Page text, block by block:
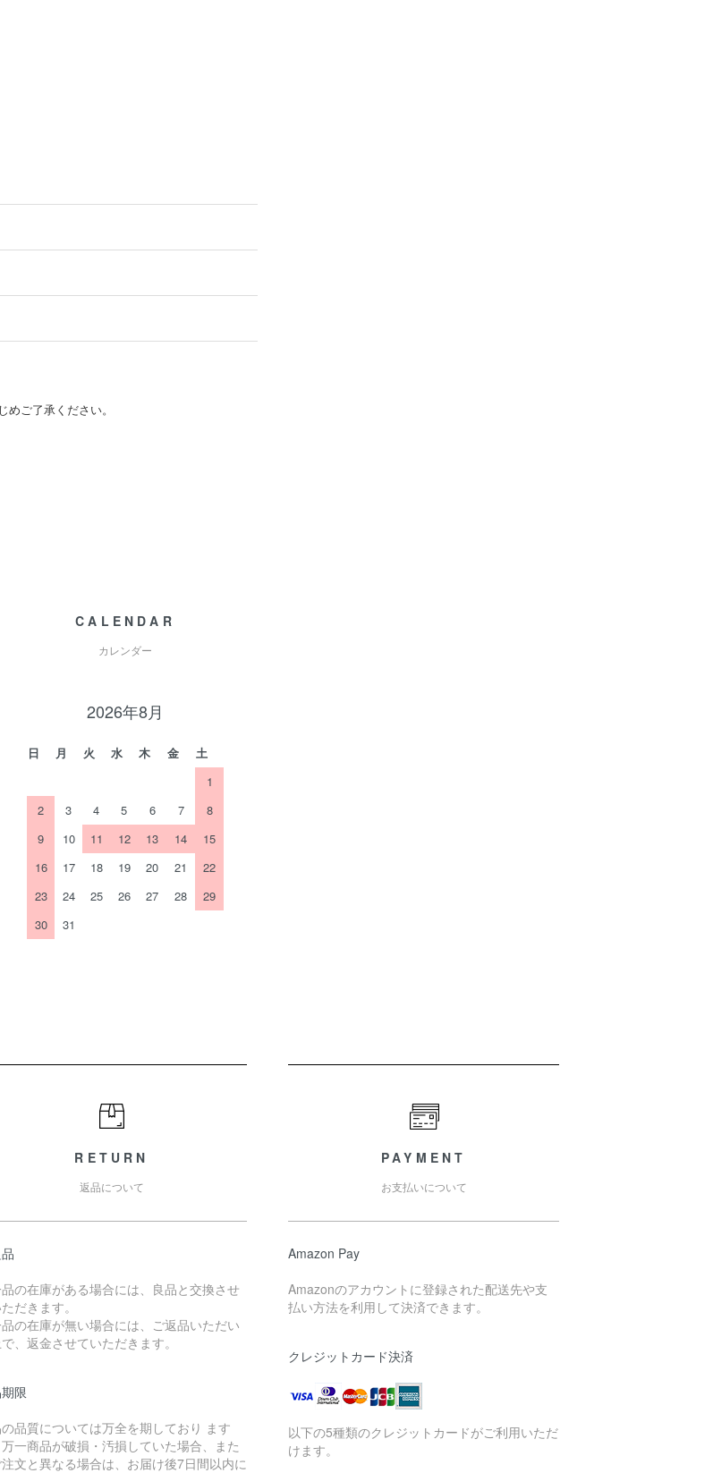
ご了承ください。
CALENDAR
カレンダー
2026年8月
日 月 火 水 木 金
土
1
2
3 4 5 6 7
8
9
10 11 12 13 14
15
16
17 18 19 20 21
22
23
24 25 26 27 28
29
30
31
RETURN
返品について
の在庫がある場合には、良品と交換させ
だきます。
の在庫が無い場合には、ご返品いただい
、返金させていただきます。
限
品質については万全を期しており ます
一商品が破損・汚損していた場合、また
文と異なる場合は、お届け後7日間以内に
PAYMENT
お支払いについて
Amazon Pay
Amazonのアカウントに登録された配送先や支
払い方法を利用して決済できます。
クレジットカード決済
以下の5種類のクレジットカードがご利用いただ
けます。